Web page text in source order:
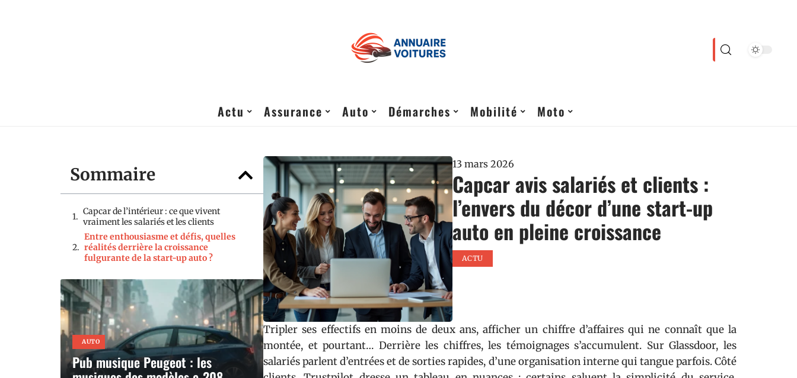
Actu Assurance Auto Démarches Mobilité Moto
Sommaire
Capcar de l’intérieur : ce que vivent
vraiment les salariés et les clients
Entre enthousiasme et défis, quelles
réalités derrière la croissance
fulgurante de la start-up auto ?
AUTO
Pub musique Peugeot : les
13 mars 2026
Capcar avis salariés et clients :
l’envers du décor d’une start-up
auto en pleine croissance
ACTU
Tripler ses effectifs en moins de deux ans, afficher un chiffre d’affaires qui ne connaît que la
montée, et pourtant… Derrière les chiffres, les témoignages s’accumulent. Sur Glassdoor, les
salariés parlent d’entrées et de sorties rapides, d’une organisation interne qui tangue parfois. Côté